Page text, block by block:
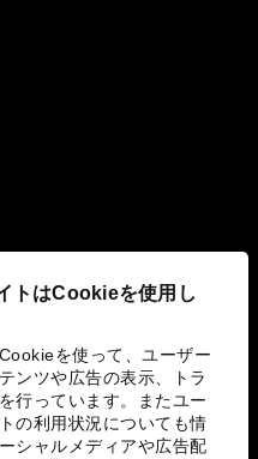
トはCookieを使用し
を使って、ユーザー
ンツや広告の表示、トラ
行っています。またユー
の利用状況についても情
シャルメディアや広告配